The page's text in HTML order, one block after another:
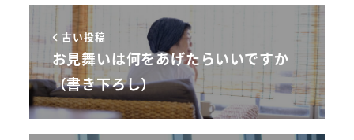
古い投稿
お見舞いは何をあげたらいいですか
（書き下ろし）